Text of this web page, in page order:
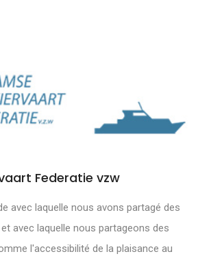
Federatie vzw
avec laquelle nous avons partagé des
avec laquelle nous partageons des
l'accessibilité de la plaisance au